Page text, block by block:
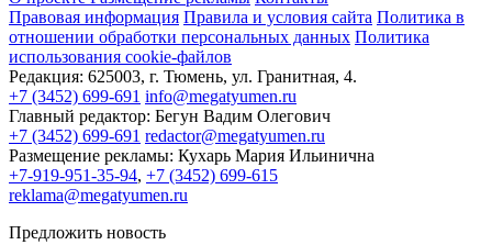
Правовая информация Правила и условия сайта Политика в
отношении обработки персональных данных Политика
использования cookie-файлов
Редакция: 625003, г. Тюмень, ул. Гранитная, 4.
+7 (3452) 699-691 info@megatyumen.ru
Главный редактор: Бегун Вадим Олегович
+7 (3452) 699-691 redactor@megatyumen.ru
Размещение рекламы: Кухарь Мария Ильинична
+7-919-951-35-94, +7 (3452) 699-615
reklama@megatyumen.ru
Предложить новость